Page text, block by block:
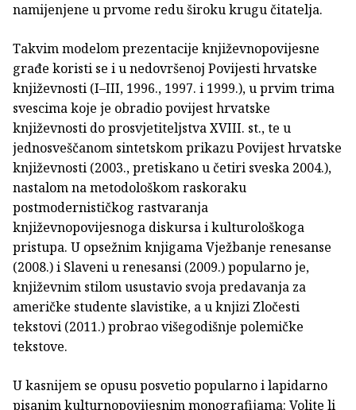
namijenjene u prvome redu široku krugu čitatelja.
Takvim modelom prezentacije književnopovijesne
građe koristi se i u nedovršenoj Povijesti hrvatske
književnosti (I–III, 1996., 1997. i 1999.), u prvim trima
svescima koje je obradio povijest hrvatske
književnosti do prosvjetiteljstva XVIII. st., te u
jednosveščanom sintetskom prikazu Povijest hrvatske
književnosti (2003., pretiskano u četiri sveska 2004.),
nastalom na metodološkom raskoraku
postmodernističkog rastvaranja
književnopovijesnoga diskursa i kulturološkoga
pristupa. U opsežnim knjigama Vježbanje renesanse
(2008.) i Slaveni u renesansi (2009.) popularno je,
književnim stilom usustavio svoja predavanja za
američke studente slavistike, a u knjizi Zločesti
tekstovi (2011.) probrao višegodišnje polemičke
tekstove.
U kasnijem se opusu posvetio popularno i lapidarno
pisanim kulturnopovijesnim monografijama: Volite li